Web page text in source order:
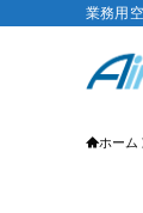
業務用
ホーム